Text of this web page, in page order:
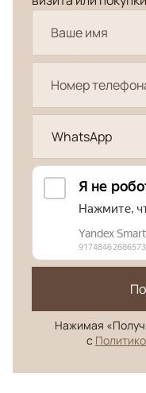
WhatsApp
Нажимая
с